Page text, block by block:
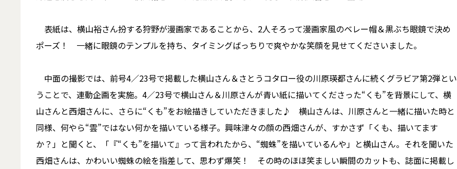
表紙は、横山裕さん扮する狩野が漫画家であることから、2人そろって漫画家風のベレー帽＆黒ぶち眼鏡で決め
ポーズ！ 一緒に眼鏡のテンプルを持ち、タイミングばっちりで爽やかな笑顔を見せてくださいました。
中面の撮影では、前号4／23号で掲載した横山さん＆さとうコタロー役の川原瑛都さんに続くグラビア第2弾とい
うことで、連動企画を実施。4／23号で横山さん＆川原さんが青い紙に描いてくださった“くも”を背景にして、横
山さんと西畑さんに、さらに“くも”をお絵描きしていただきました♪ 横山さんは、川原さんと一緒に描いた時と
同様、何やら“雲”ではない何かを描いている様子。興味津々の顔の西畑さんが、すかさず「くも、描いてます
か？」と聞くと、「『“くも”を描いて』って言われたから、“蜘蛛”を描いているんや」と横山さん。それを聞いた
西畑さんは、かわいい蜘蛛の絵を指差して、思わず爆笑！ その時のほほ笑ましい瞬間のカットも、誌面に掲載し